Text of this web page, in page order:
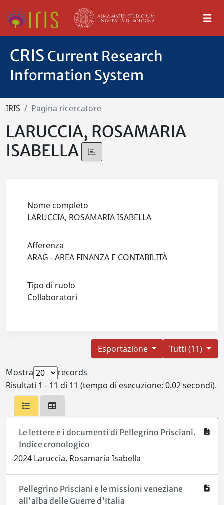
CRIS Current Research
Information System
IRIS Pagina ricercatore
LARUCCIA, ROSAMARIA
ISABELLA
Nome completo
LARUCCIA, ROSAMARIA ISABELLA
Afferenza
ARAG - AREA FINANZA E CONTABILITÀ
Tipo di ruolo
Collaboratori
Tutti (11)
Esportazione
Mostra
records
Risultati 1 - 11 di 11 (tempo di esecuzione: 0.02 secondi).
Le lettere e i documenti di Pellegrino Prisciani.
Indice cronologico
2024 Laruccia, Rosamaria Isabella
Pellegrino Prisciani e le missioni veneziane
all'alba delle Guerre d'Italia